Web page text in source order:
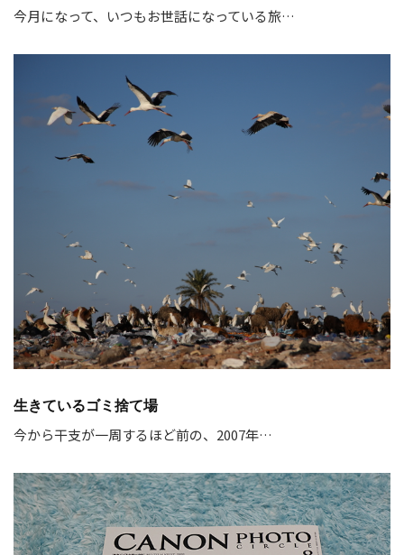
今月になって、いつもお世話になっている旅…
生きているゴミ捨て場
今から干支が一周するほど前の、2007年…